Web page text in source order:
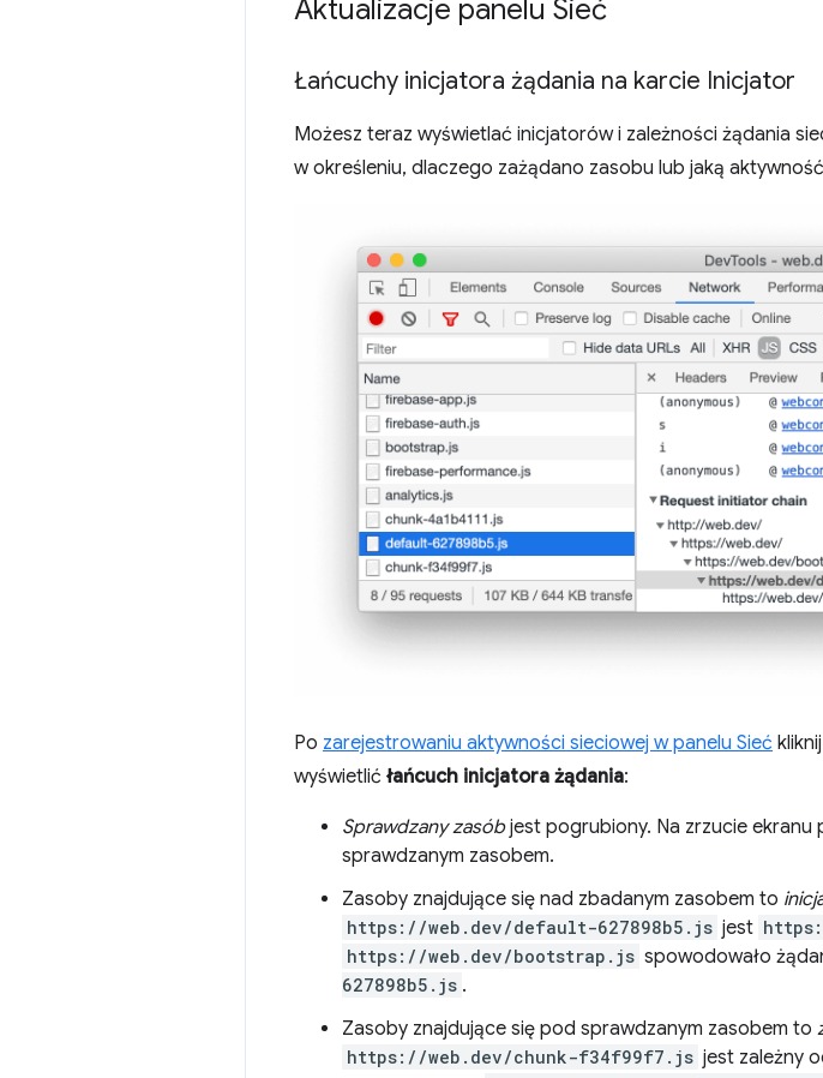
Aktualizacje panelu Sieć
Łańcuchy inicjatora żądania na karcie Inicjator
Możesz teraz wyświetlać inicjatorów i zależności żądania
w określeniu, dlaczego zażądano zasobu lub jaką
Po zarejestrowaniu aktywności sieciowej w panelu Sieć
wyświetlić łańcuch inicjatora żądania:
Sprawdzany zasóbjest pogrubiony. Na zrzucie ekranu
sprawdzanym zasobem.
Zasoby znajdujące się nad zbadanym zasobem to
https://web.dev/default-627898b5.js jest
https://web.dev/bootstrap.js spowodowało
627898b5.js .
Zasoby znajdujące się pod sprawdzanym zasobem to
https://web.dev/chunk-f34f99f7.js jest zależny